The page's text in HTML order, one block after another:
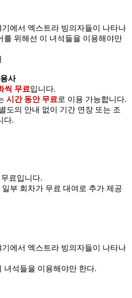
에서 엑스트라 빙의자들이 나타나
를 위해선 이 녀석들을 이용해야만
사
씩 무료입니다.
시간 동안 무료 로 이용 가능합니다.
도의 안내 없이 기간 연장 또는 조
다.
료입니다.
부 회차가 무료 대여로 추가 제공
에서 엑스트라 빙의자들이 나타나
녀석들을 이용해야만 한다.